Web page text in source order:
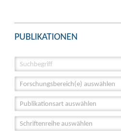
PUBLIKATIONEN
Forschungsbereich(e) auswählen
Publikationsart auswählen
Schriftenreihe auswählen